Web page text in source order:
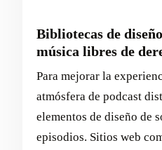
Bibliotecas de
música libres de
Para mejorar la
atmósfera de podcast
elementos de diseño de
episodios. Sitios web